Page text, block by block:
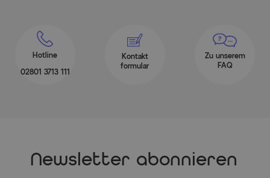
Hotline
02801 3713 111
Kontakt
formular
Zu unserem
FAQ
Newsletter abonnieren